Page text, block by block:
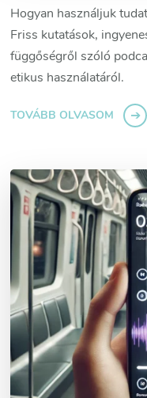
Hogyan használjuk
Friss kutatások,
függőségről szóló
etikus használatáról.
TOVÁBB OLVASOM